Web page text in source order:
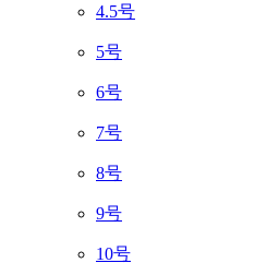
4.5号
5号
6号
7号
8号
9号
10号